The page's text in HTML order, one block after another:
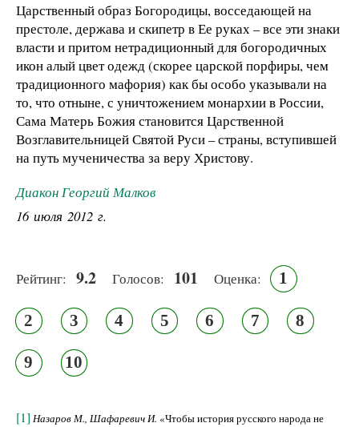
Царственный образ Богородицы, восседающей на
престоле, держава и скипетр в Ее руках – все эти знаки
власти и притом нетрадиционный для богородичных
икон алый цвет одежд (скорее царской порфиры, чем
традиционного мафория) как бы особо указывали на
то, что отныне, с уничтожением монархии в России,
Сама Матерь Божия становится Царственной
Возглавительницей Святой Руси – страны, вступившей
на путь мученичества за веру Христову.
Диакон Георгий Малков
16 июля 2012 г.
Рейтинг: 9.2 Голосов: 101 Оценка: 1
2 3 4 5 6 7 8
9 10
[1] Назаров М., Шафаревич И. «Чтобы история русского народа не